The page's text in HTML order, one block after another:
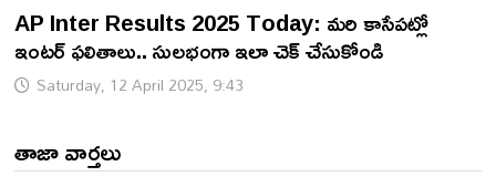
AP Inter Results 2025 Today: మరి కాసేపట్లో
ఇంటర్ ఫలితాలు.. సులభంగా ఇలా చెక్ చేసుకోండి
Saturday, 12 April 2025, 9:43
తాజా వార్తలు